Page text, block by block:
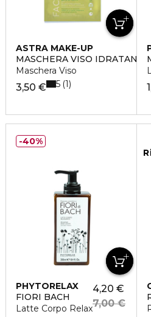
ASTRA MAKE-UP
MASCHERA VISO
Maschera Viso
3,50 € 5 1
PHYTORELAX
FIORI BACH
Latte Corpo Relax
4,20 €
7,00 €
40%